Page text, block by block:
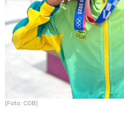
(Foto: COB)